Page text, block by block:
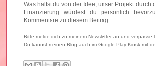
Was hältst du von der Idee, unser Projekt
Finanzierung würdest du persönlich
Kommentare zu diesem Beitrag.
Bitte melde dich zu meinem Newsletter an und verpasse
Du kannst meinen Blog auch im Google Play Kiosk mit